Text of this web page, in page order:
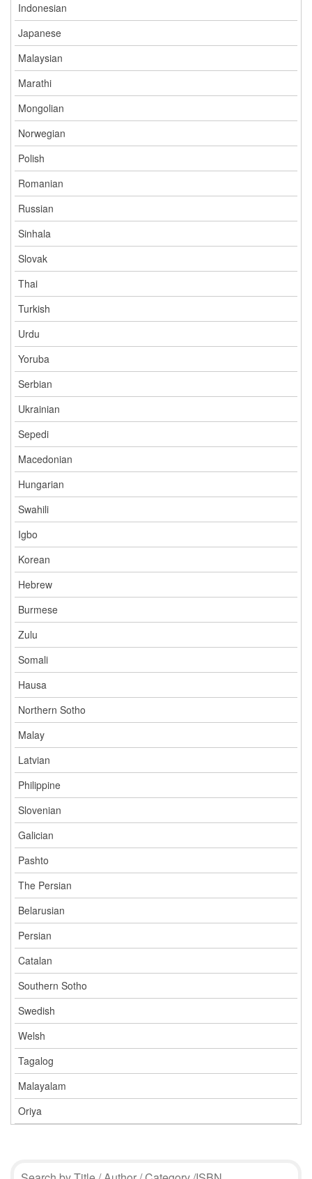
Indonesian
Japanese
Malaysian
Marathi
Mongolian
Norwegian
Polish
Romanian
Russian
Sinhala
Slovak
Thai
Turkish
Urdu
Yoruba
Serbian
Ukrainian
Sepedi
Macedonian
Hungarian
Swahili
Igbo
Korean
Hebrew
Burmese
Zulu
Somali
Hausa
Northern Sotho
Malay
Latvian
Philippine
Slovenian
Galician
Pashto
The Persian
Belarusian
Persian
Catalan
Southern Sotho
Swedish
Welsh
Tagalog
Malayalam
Oriya